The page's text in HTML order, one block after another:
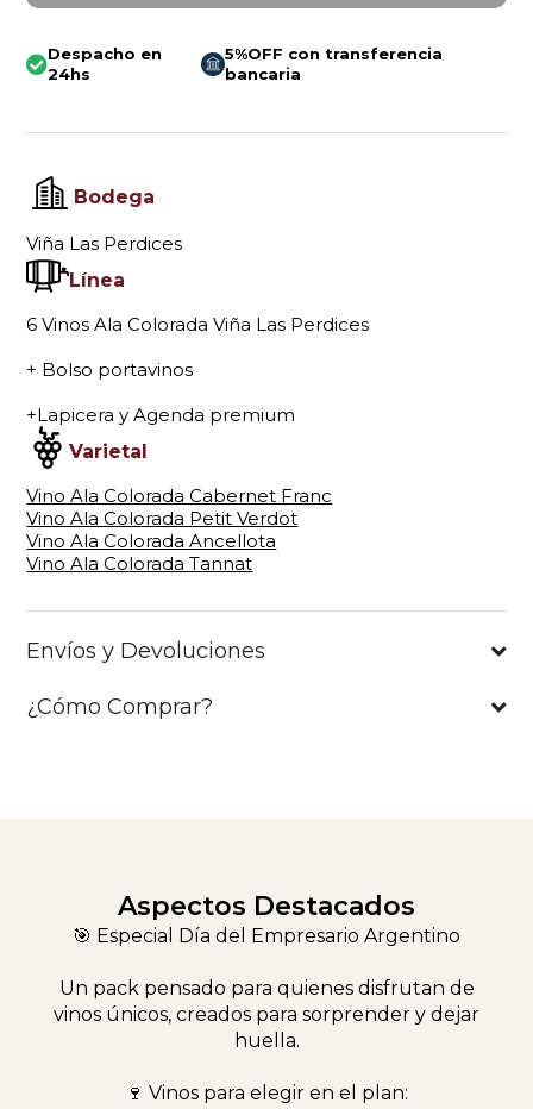
Despacho en
24hs
5%OFF con transferencia
bancaria
Bodega
Viña Las Perdices
Línea
6 Vinos Ala Colorada Viña Las Perdices
+ Bolso portavinos
+Lapicera y Agenda premium
Varietal
Vino Ala Colorada Cabernet Franc
Vino Ala Colorada Petit Verdot
Vino Ala Colorada Ancellota
Vino Ala Colorada Tannat
Envíos y Devoluciones
¿Cómo Comprar?
Aspectos Destacados
🎯 Especial Día del Empresario Argentino
Un pack pensado para quienes disfrutan de
vinos únicos, creados para sorprender y dejar
huella.
🍷 Vinos para elegir en el plan: